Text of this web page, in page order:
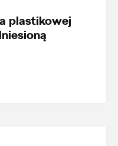
plastikowej